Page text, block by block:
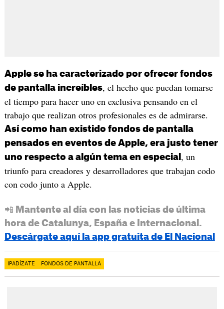
Apple se ha caracterizado por ofrecer fondos
de pantalla increíbles, el hecho que puedan tomarse
el tiempo para hacer uno en exclusiva pensando en el
trabajo que realizan otros profesionales es de admirarse.
Así como han existido fondos de pantalla
pensados en eventos de Apple, era justo tener
uno respecto a algún tema en especial , un
triunfo para creadores y desarrolladores que trabajan codo
con codo junto a Apple.
📲 Mantente al día con las noticias de última
hora de Catalunya, España e Internacional.
Descárgate aquí la app gratuita de El Nacional
IPADÍZATE FONDOS DE PANTALLA